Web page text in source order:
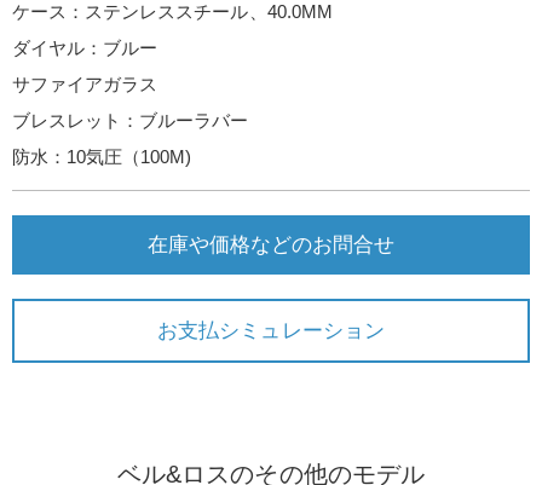
ケース：ステンレススチール、40.0MM
ダイヤル：ブルー
サファイアガラス
ブレスレット：ブルーラバー
防水：10気圧（100M)
在庫や価格などのお問合せ
お支払シミュレーション
ベル&ロスのその他のモデル